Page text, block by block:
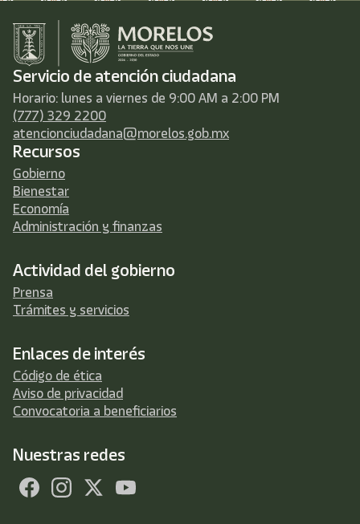
Servicio de atención ciudadana
Horario: lunes a viernes de 9:00 AM a 2:00 PM
(777) 329 2200
atencionciudadana@morelos.gob.mx
Recursos
Gobierno
Bienestar
Economía
Administración y finanzas
Actividad del gobierno
Prensa
Trámites y servicios
Enlaces de interés
Código de ética
Aviso de privacidad
Convocatoria a beneficiarios
Nuestras redes